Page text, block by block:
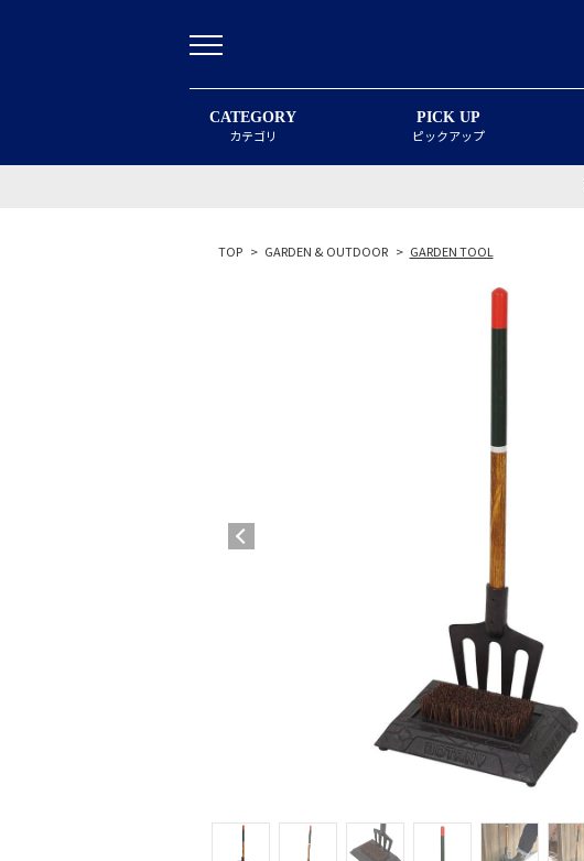
CATEGORY
カテゴリ
PICK UP
ピックアップ
TOP > GARDEN & OUTDOOR > GARDEN TOOL